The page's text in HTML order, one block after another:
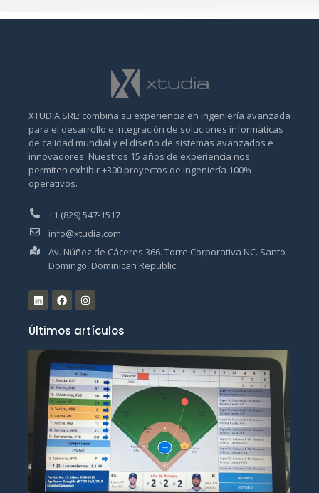
XTUDIA SRL: combina su experiencia en ingeniería avanzada
para el desarrollo e integración de soluciones informáticas
de calidad mundial y el diseño de sistemas avanzados e
innovadores. Nuestros 15 años de experiencia nos
permiten exhibir +300 proyectos de ingeniería 100%
operativos.
+1 (829) 547-1517
info@xtudia.com
Av. Núñez de Cáceres 366. Torre Corporativa NC. Santo
Domingo, Dominican Republic
Últimos artículos